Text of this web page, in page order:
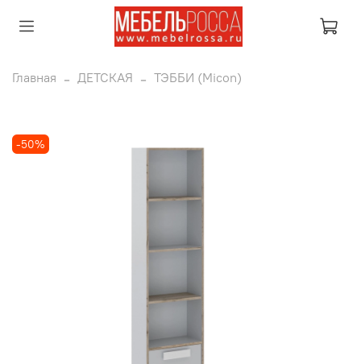
Главная ДЕТСКАЯ ТЭББИ (Micon)
-50%